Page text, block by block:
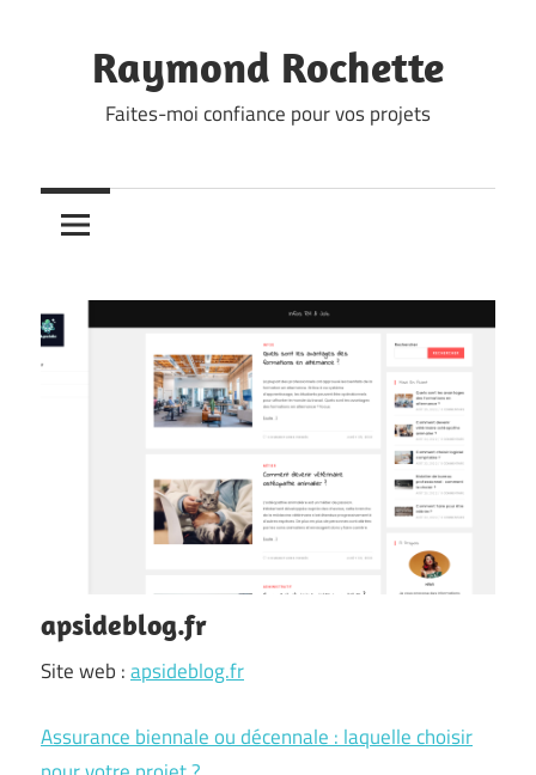
contentRaymond Rochette
Faites-moi confiance pour vos projets
apsideblog.fr
Site web :apsideblog.fr
Assurance biennale ou décennale : laquelle choisir